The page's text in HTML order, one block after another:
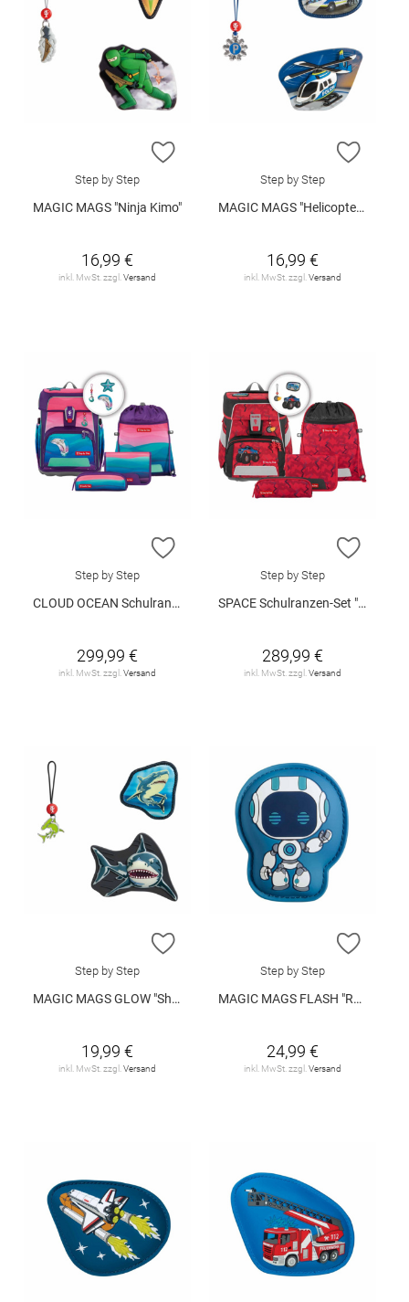
ZUR WUNSCHLISTE HINZUFÜGEN
Step by Step
MAGIC MAGS "Ninja Kimo"
16,99 €
inkl. MwSt. zzgl. Versand
ZUR
Step by Step
MAGIC MAGS "Helicopter Sam"
16,99 €
inkl. MwSt. zzgl. Versand
ZUR WUNSCHLISTE HINZUFÜGEN
Step by Step
CLOUD OCEAN Schulranzen-Set "Dolphin Lana"
299,99 €
inkl. MwSt. zzgl. Versand
ZUR
Step by Step
SPACE Schulranzen-Set "Monster Truck Rocky"
289,99 €
inkl. MwSt. zzgl. Versand
ZUR WUNSCHLISTE HINZUFÜGEN
Step by Step
MAGIC MAGS GLOW "Shark Dexter"
19,99 €
inkl. MwSt. zzgl. Versand
ZUR
Step by Step
MAGIC MAGS FLASH "Robot Nino"
24,99 €
inkl. MwSt. zzgl. Versand